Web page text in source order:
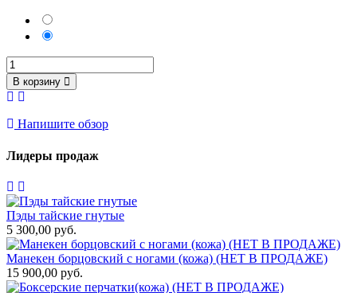
В корзину
Напишите обзор
Лидеры продаж
Пэды тайские гнутые
5 300,00 руб.
Манекен борцовский с ногами (кожа) (НЕТ В ПРОДАЖЕ)
15 900,00 руб.